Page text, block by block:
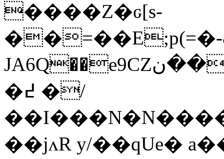
����Z�ԍ[s-
��=��E;p܋(����������6&-�=)�[
JA6Q��e9CZھ���ن�(��,���JEV4�3�I�,��q}
�߄ �/
��jʌR y/��qUe�